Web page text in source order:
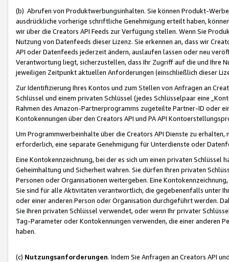
(b) Abrufen von Produktwerbungsinhalten. Sie können Produkt-
ausdrückliche vorherige schriftliche Genehmigung erteilt haben,
wir über die Creators API Feeds zur Verfügung stellen. Wenn Sie
Nutzung von Datenfeeds dieser Lizenz. Sie erkennen an, dass wir
API oder Datenfeeds jederzeit ändern, auslaufen lassen oder neu
Verantwortung liegt, sicherzustellen, dass Ihr Zugriff auf die und Ihre
jeweiligen Zeitpunkt aktuellen Anforderungen (einschließlich dieser
Zur Identifizierung Ihres Kontos und zum Stellen von Anfragen an
Schlüssel und einem privaten Schlüssel (jedes Schlüsselpaar eine
Rahmen des Amazon-Partnerprogramms zugeteilte Partner-ID oder
Kontokennungen über den Creators API und PA API
Um Programmwerbeinhalte über die Creators API Dienste zu
erforderlich, eine separate Genehmigung für Unterdienste oder
Eine Kontokennzeichnung, bei der es sich um einen privaten
Geheimhaltung und Sicherheit wahren. Sie dürfen Ihren privaten
Personen oder Organisationen weitergeben. Eine
Sie sind für alle Aktivitäten verantwortlich, die gegebenenfalls unter
oder einer anderen Person oder Organisation durchgeführt werden.
Sie Ihren privaten Schlüssel verwendet, oder wenn Ihr privater
Tag-Parameter oder Kontokennungen verwenden, die einer anderen
haben.
(c) Nutzungsanforderungen. Indem Sie Anfragen an Creators API